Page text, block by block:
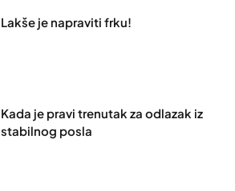
Lakše je napraviti frku!
Kada je pravi trenutak za odlazak iz
stabilnog posla